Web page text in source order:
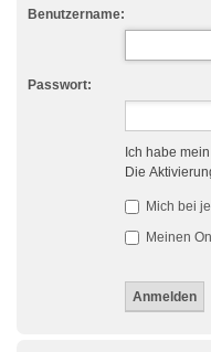
Benutzername:
Passwort:
Ich habe
Die
Mich bei
Meinen